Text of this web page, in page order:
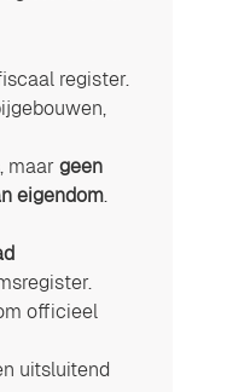
register.
maar geen
eigendom.
officieel
uitsluitend